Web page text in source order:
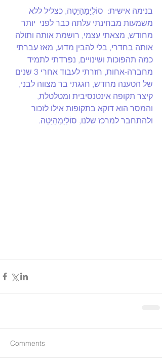
בנימה אישית:  סוֹלִיַמַהַיַטַה, כצליל ללא
משמעות מבחינתי עלתה כבר לפני  יותר
מחודש, מצאתי עצמי, רושמת אותה ותולה
אותה בחדרי, בלי להבין מדוע, מאז עברתי
כמה תהפוכות ושינויים, נפרדתי לתמיד
מחברה-אחות, חזרתי לעבוד אחרי 3 שנים
של הטענה מחדש, חגגתי בר מצווה לבני,
קיצר תקופה אינטנסיבית ומטלטלת,
והמסר הוא דוקא בתקופות אילו לזכור
ולהתחבר למרכז שלנו, סוֹלִיַמַהַיַטַה.
Comments